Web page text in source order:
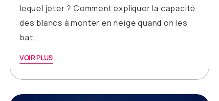
lequel jeter ? Comment expliquer la capacité
des blancs à monter en neige quand on les
bat…
VOIR PLUS